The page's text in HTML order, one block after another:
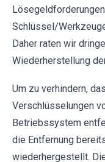
Schlüssel/
Daher raten wir
Wiederherstellung
Um zu verhindern,
Verschlüsselungen
Betriebssystem
die Entfernung
wiederhergestellt.